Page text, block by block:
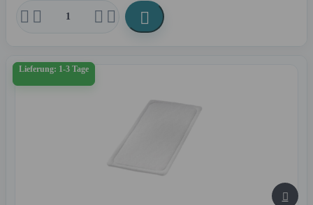
    
Lieferung: 1-3 Tage
